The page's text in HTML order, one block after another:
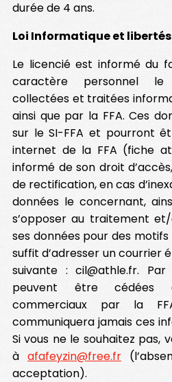
durée de 4 ans.
Loi Informatique et libertés
Le licencié est informé du
caractère personnel le
collectées et traitées
ainsi que par la FFA. Ces
sur le SI-FFA et pourront
internet de la FFA (fiche
informé de son droit
de rectification, en cas
données le concernant,
s’opposer au traitement
ses données pour des
suffit d’adresser un courrier
suivante : cil@athle.fr.
peuvent être cédées
commerciaux par la
communiquera jamais ces
Si vous ne le souhaitez pas,
à afafeyzin@free.fr
acceptation).